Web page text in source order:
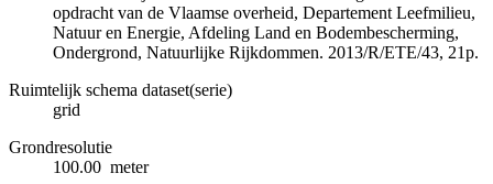
opdracht van de Vlaamse overheid, Departement Leefmilieu,
Natuur en Energie, Afdeling Land en Bodembescherming,
Ondergrond, Natuurlijke Rijkdommen. 2013/R/ETE/43, 21p.
Ruimtelijk schema dataset(serie)
grid
Grondresolutie
100.00 meter